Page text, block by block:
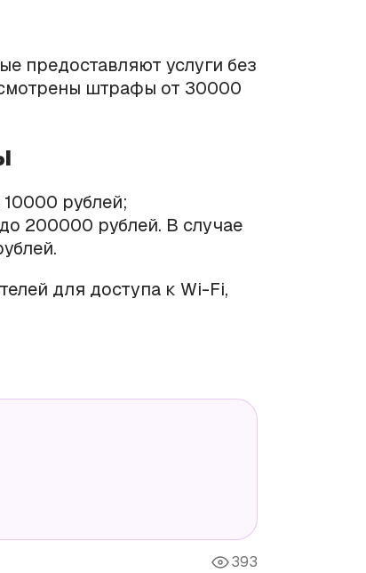
предоставляют услуги без
штрафы от 30000
рублей;
200000 рублей. В случае
для доступа к Wi-Fi,
393